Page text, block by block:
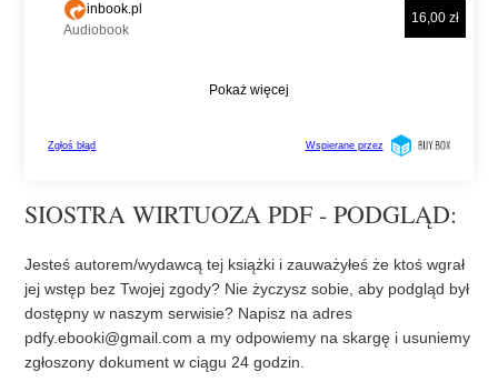
SIOSTRA WIRTUOZA PDF - PODGLĄD:
Jesteś autorem/wydawcą tej książki i zauważyłeś że ktoś wgrał
jej wstęp bez Twojej zgody? Nie życzysz sobie, aby podgląd był
dostępny w naszym serwisie? Napisz na adres
pdfy.ebooki@gmail.com a my odpowiemy na skargę i usuniemy
zgłoszony dokument w ciągu 24 godzin.